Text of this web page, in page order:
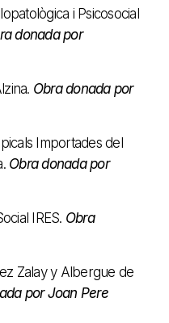
i Psicosocial
donada por
Obra donada por
Importades del
Obra donada por
IRES. Obra
Zalay y Albergue de
por Joan Pere